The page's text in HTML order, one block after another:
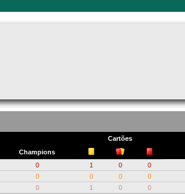
Cartões
Champions
0 1 0 0
0 0 0 0
0 1 0 0